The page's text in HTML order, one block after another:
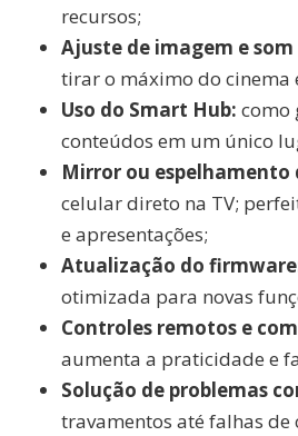
recursos;
Ajuste de imagem e
tirar o máximo do cinema
Uso do Smart Hub: como
conteúdos em um único
Mirror ou espelhamento
celular direto na TV;
e apresentações;
Atualização do
otimizada para novas
Controles remotos e
aumenta a praticidade e
Solução de problemas
travamentos até falhas de